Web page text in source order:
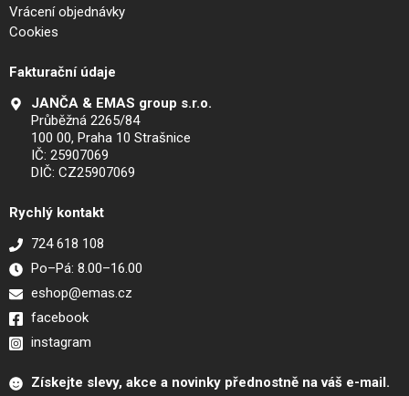
Vrácení objednávky
Cookies
Fakturační údaje
JANČA & EMAS group s.r.o.
Průběžná 2265/84
100 00, Praha 10 Strašnice
IČ: 25907069
DIČ: CZ25907069
Rychlý kontakt
724 618 108
Po–Pá: 8.00–16.00
eshop@emas.cz
facebook
instagram
Získejte slevy, akce a novinky přednostně na váš e-mail.